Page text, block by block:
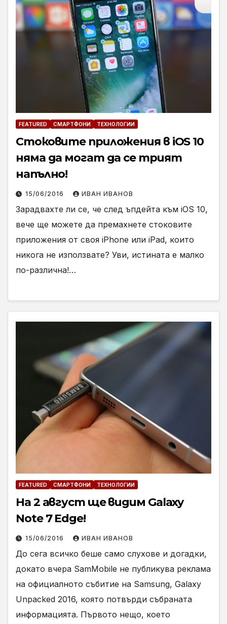
FEATURED СМАРТФОНИ ТЕХНОЛОГИИ
Стоковите приложения в iOS 10
няма да могат да се трият
напълно!
15/06/2016 ИВАН ИВАНОВ
Зарадвахте ли се, че след ъпдейта към iOS 10,
вече ще можете да премахнете стоковите
приложения от своя iPhone или iPad, които
никога не използвате? Уви, истината е малко
по-различна!…
FEATURED СМАРТФОНИ ТЕХНОЛОГИИ
На 2 август ще видим Galaxy
Note 7 Edge!
15/06/2016 ИВАН ИВАНОВ
До сега всичко беше само слухове и догадки,
докато вчера SamMobile не публикува реклама
на официалното събитие на Samsung, Galaxy
Unpacked 2016, която потвърди събраната
информацията. Първото нещо, което